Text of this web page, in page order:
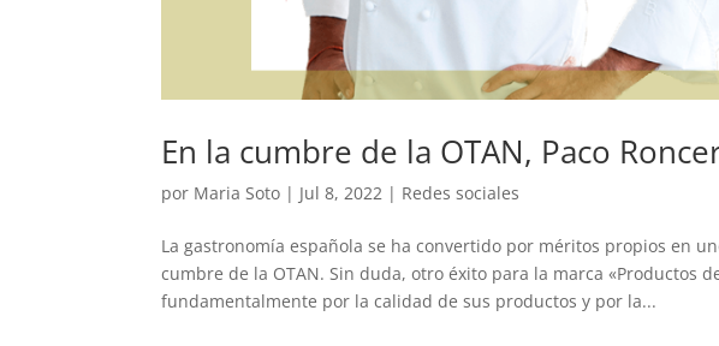
En la cumbre de la OTAN, Paco
por Maria Soto | Jul 8, 2022 | Redes sociales
La gastronomía española se ha convertido por méritos propios en
cumbre de la OTAN. Sin duda, otro éxito para la marca «Productos
fundamentalmente por la calidad de sus productos y por la...